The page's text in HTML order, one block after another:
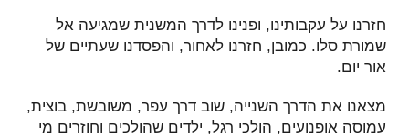
חזרנו על עקבותינו, ופנינו לדרך המשנית שמגיעה אל
שמורת סלו. כמובן, חזרנו לאחור, והפסדנו שעתיים של
אור יום.
מצאנו את הדרך השנייה, שוב דרך עפר, משובשת, בוצית,
עמוסה אופנועים, הולכי רגל, ילדים שהולכים וחוזרים מי